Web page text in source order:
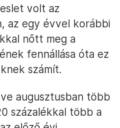
volt az
az egy évvel korábbi
nőtt meg a
fennállása óta ez
számít.
augusztusban több
százalékkal több a